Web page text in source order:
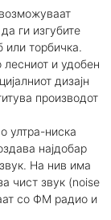
ги изгубите
или торбичка.
лесниот и удобен
дизајн
производот
ултра-ниска
најдобар
На нив има
чист звук (noise
со ФМ радио и